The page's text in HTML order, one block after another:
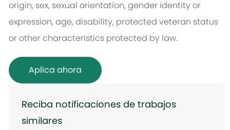
origin, sex, sexual orientation, gender identity or
expression, age, disability, protected veteran status
or other characteristics protected by law.
Aplica ahora
Reciba notificaciones de trabajos
similares